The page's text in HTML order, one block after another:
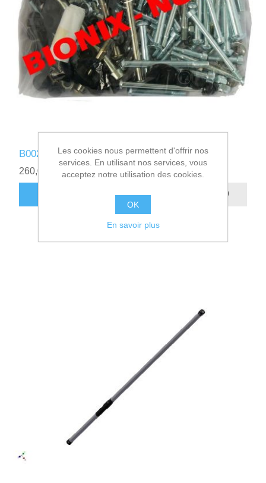
B002360 - KIT VISSERIE BIONIX - NUVIX
260,00€ HT
AJOUTER AU PANIER
Les cookies nous permettent d'offrir nos
services. En utilisant nos services, vous
acceptez notre utilisation des cookies.
OK
En savoir plus